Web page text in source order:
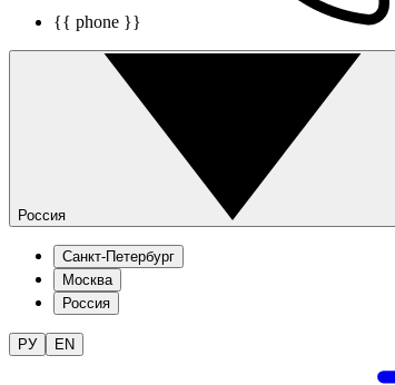
{{ phone }}
Россия
Санкт-Петербург
Москва
Россия
РУ EN